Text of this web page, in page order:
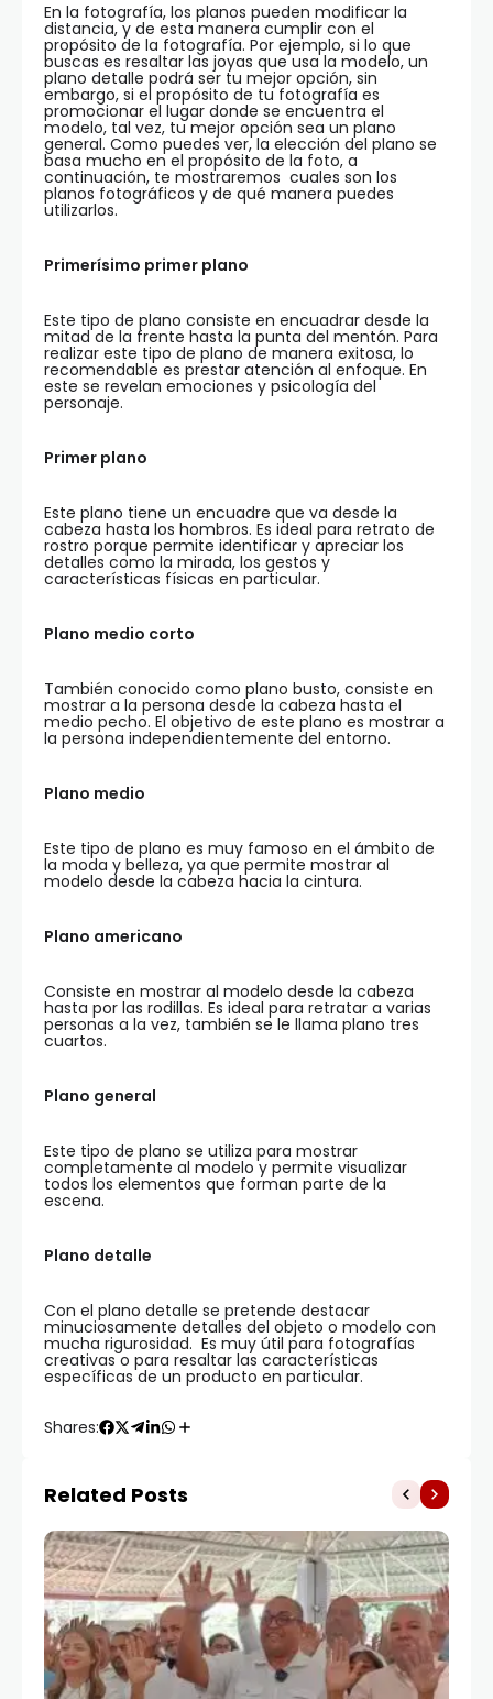
En la fotografía, los planos pueden modificar la
distancia, y de esta manera cumplir con el
propósito de la fotografía. Por ejemplo, si lo que
buscas es resaltar las joyas que usa la modelo, un
plano detalle podrá ser tu mejor opción, sin
embargo, si el propósito de tu fotografía es
promocionar el lugar donde se encuentra el
modelo, tal vez, tu mejor opción sea un plano
general. Como puedes ver, la elección del plano se
basa mucho en el propósito de la foto, a
continuación, te mostraremos cuales son los
planos fotográficos y de qué manera puedes
utilizarlos.
Primerísimo primer plano
Este tipo de plano consiste en encuadrar desde la
mitad de la frente hasta la punta del mentón. Para
realizar este tipo de plano de manera exitosa, lo
recomendable es prestar atención al enfoque. En
este se revelan emociones y psicología del
personaje.
Primer plano
Este plano tiene un encuadre que va desde la
cabeza hasta los hombros. Es ideal para retrato de
rostro porque permite identificar y apreciar los
detalles como la mirada, los gestos y
características físicas en particular.
Plano medio corto
También conocido como plano busto, consiste en
mostrar a la persona desde la cabeza hasta el
medio pecho. El objetivo de este plano es mostrar a
la persona independientemente del entorno.
Plano medio
Este tipo de plano es muy famoso en el ámbito de
la moda y belleza, ya que permite mostrar al
modelo desde la cabeza hacia la cintura.
Plano americano
Consiste en mostrar al modelo desde la cabeza
hasta por las rodillas. Es ideal para retratar a varias
personas a la vez, también se le llama plano tres
cuartos.
Plano general
Este tipo de plano se utiliza para mostrar
completamente al modelo y permite visualizar
todos los elementos que forman parte de la
escena.
Plano detalle
Con el plano detalle se pretende destacar
minuciosamente detalles del objeto o modelo con
mucha rigurosidad. Es muy útil para fotografías
creativas o para resaltar las características
específicas de un producto en particular.
Shares:
Related Posts